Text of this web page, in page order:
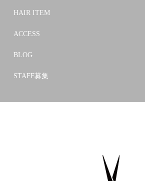
HAIR ITEM
ACCESS
BLOG
STAFF募集